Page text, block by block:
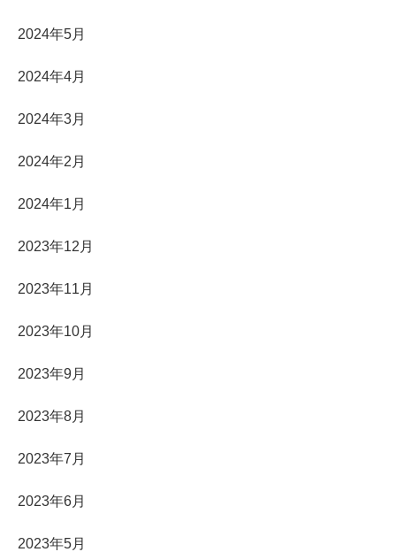
2024年5月
2024年4月
2024年3月
2024年2月
2024年1月
2023年12月
2023年11月
2023年10月
2023年9月
2023年8月
2023年7月
2023年6月
2023年5月